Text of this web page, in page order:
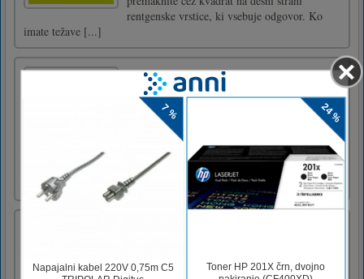
rentgenske vrstice, ki vsebuje odgovor. Ko
imate težave [...]
Ljubezenska zgodba navijačice
Pomagaj tej hiteči navijačici, da se pripravi na
zmenek v tej igri preobrazbe. Ne samo, da jo
boste preobrazili, ampak boste tudi njen
osebni vodnik v modnih zadevah. Negujte
njen obraz s posebnimi maskami in očistite
kožo za naslednje ličenje. Izberite pametno,
manikuro in priče [...]
anyone who can acquire enough
cryptocurrency for the flight is trying to leave